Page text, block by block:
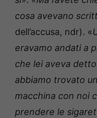
cosa avevano
dell’accusa, ndr). «
eravamo andati a
che lei aveva
abbiamo trovato
macchina con noi
prendere le